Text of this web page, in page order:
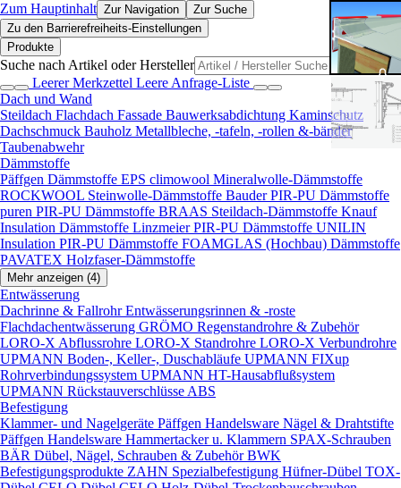
Zum Hauptinhalt Zur Navigation
Zur Suche
Zu den Barrierefreiheits-Einstellungen
Produkte
Suche nach Artikel oder Hersteller
Leerer Merkzettel Leere Anfrage-Liste
Dach und Wand
Steildach Flachdach Fassade Bauwerksabdichtung Kaminschutz
Dachschmuck Bauholz Metallbleche, -tafeln, -rollen &-bänder
Taubenabwehr
Dämmstoffe
Päffgen Dämmstoffe EPS climowool Mineralwolle-Dämmstoffe
ROCKWOOL Steinwolle-Dämmstoffe Bauder PIR-PU Dämmstoffe
puren PIR-PU Dämmstoffe BRAAS Steildach-Dämmstoffe Knauf
Insulation Dämmstoffe Linzmeier PIR-PU Dämmstoffe UNILIN
Insulation PIR-PU Dämmstoffe FOAMGLAS (Hochbau) Dämmstoffe
PAVATEX Holzfaser-Dämmstoffe
Mehr anzeigen (4)
Entwässerung
Dachrinne & FallrohrEntwässerungsrinnen & -roste
Flachdachentwässerung GRÖMO Regenstandrohre & Zubehör
LORO-X Abflussrohre LORO-X Standrohre LORO-X Verbundrohre
UPMANN Boden-, Keller-, Duschabläufe UPMANN FIXup
Rohrverbindungssystem UPMANN HT-Hausabflußsystem
UPMANN Rückstauverschlüsse ABS
Befestigung
Klammer- und Nagelgeräte Päffgen Handelsware Nägel & Drahtstifte
Päffgen Handelsware Hammertacker u. Klammern SPAX-Schrauben
BÄR Dübel, Nägel, Schrauben & ZubehörBWK
Befestigungsprodukte ZAHN Spezialbefestigung Hüfner-Dübel TOX-